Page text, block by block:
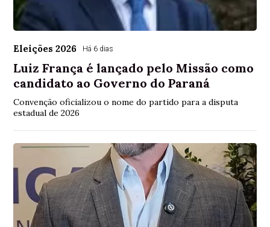
Eleições 2026 Há 6 dias
Luiz França é lançado pelo Missão como
candidato ao Governo do Paraná
Convenção oficializou o nome do partido para a disputa
estadual de 2026